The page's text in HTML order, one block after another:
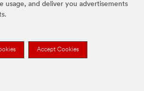
usage, and deliver you advertisements
Accept Cookies